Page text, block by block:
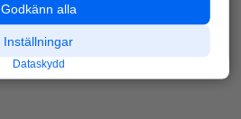
Godkänn alla
Inställningar
Dataskydd